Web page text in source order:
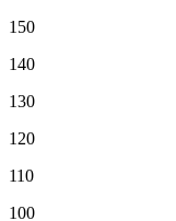
150
140
130
120
110
100